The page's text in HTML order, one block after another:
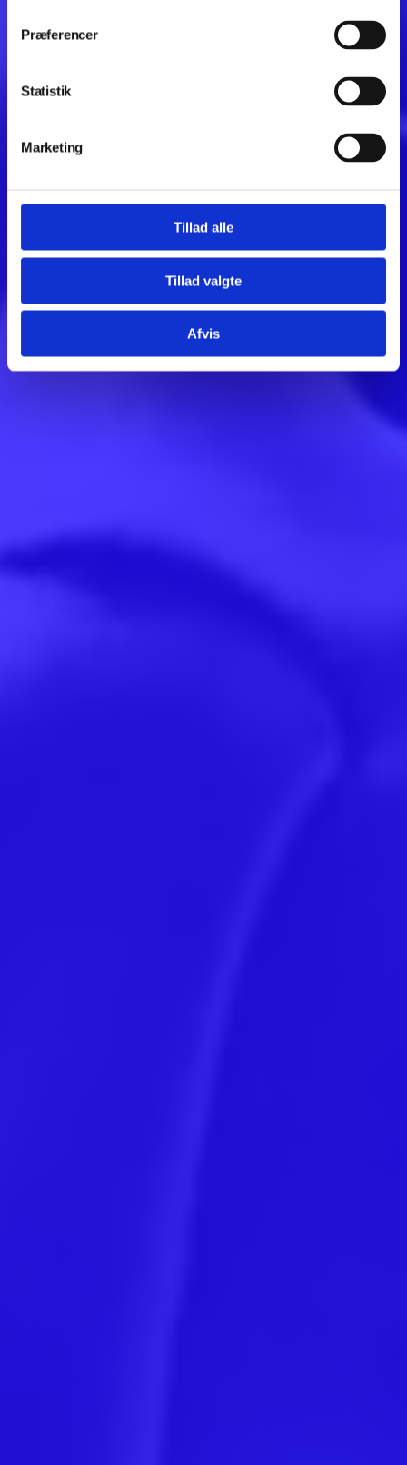
Præferencer
Statistik
Marketing
Tillad alle
Tillad valgte
Afvis
Additive Manufacturing (AM), AI, nye materialer og
automatisering — og kommer med specialudviklede